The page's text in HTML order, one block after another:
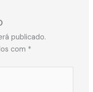
publicado.
com *